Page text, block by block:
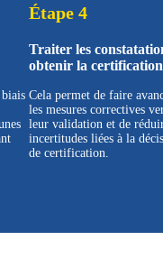
Étape 4
Traiter les
obtenir la certification
Cela permet de faire
les mesures correctives
leur validation et de
incertitudes liées à la
de certification.